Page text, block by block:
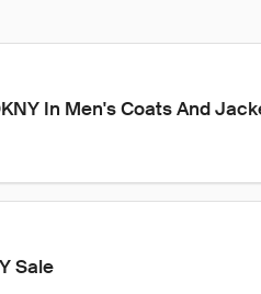
In Men's Coats And
Sale